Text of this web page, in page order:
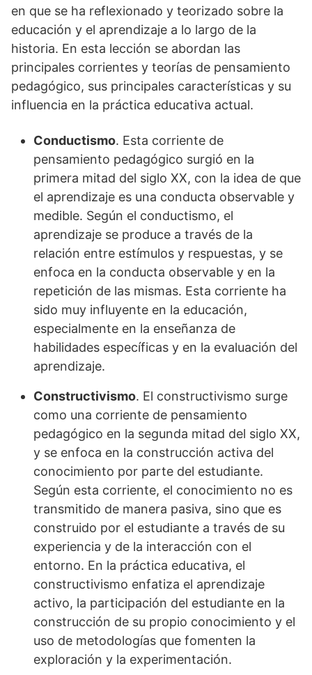
en que se ha reflexionado y teorizado sobre la
educación y el aprendizaje a lo largo de la
historia. En esta lección se abordan las
principales corrientes y teorías de pensamiento
pedagógico, sus principales características y su
influencia en la práctica educativa actual.
Conductismo. Esta corriente de
pensamiento pedagógico surgió en la
primera mitad del siglo XX, con la idea de que
el aprendizaje es una conducta observable y
medible. Según el conductismo, el
aprendizaje se produce a través de la
relación entre estímulos y respuestas, y se
enfoca en la conducta observable y en la
repetición de las mismas. Esta corriente ha
sido muy influyente en la educación,
especialmente en la enseñanza de
habilidades específicas y en la evaluación del
aprendizaje.
Constructivismo. El constructivismo surge
como una corriente de pensamiento
pedagógico en la segunda mitad del siglo XX,
y se enfoca en la construcción activa del
conocimiento por parte del estudiante.
Según esta corriente, el conocimiento no es
transmitido de manera pasiva, sino que es
construido por el estudiante a través de su
experiencia y de la interacción con el
entorno. En la práctica educativa, el
constructivismo enfatiza el aprendizaje
activo, la participación del estudiante en la
construcción de su propio conocimiento y el
uso de metodologías que fomenten la
exploración y la experimentación.